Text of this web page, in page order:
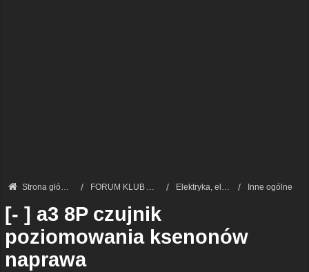
Strona główna FORUM KLUB AUDI A8 - FORUM TECHNICZNE Elektryka, elektronika Inne ogólne
[- ] a3 8P czujnik
poziomowania ksenonów
naprawa